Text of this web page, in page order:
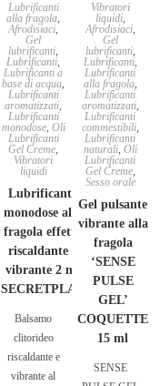
Lubrificanti
alla fragola,
Afrodisiaci,
Gel
lubrificanti,
Lubrificanti,
Lubrificanti a
base di acqua,
Lubrificanti
aromatizzati,
Lubrificanti
monodose, Oli
Lubrificanti
Gel Creme,
Vibratori
liquidi
Lubrificante
monodose alla
fragola effetto
riscaldante e
vibrante 2 ml
SECRETPLAY
Balsamo
clitorideo
riscaldante e
vibrante al
Vibratori
liquidi,
Afrodisiaci,
Gel
lubrificanti,
Lubrificanti,
Lubrificanti
alla fragola,
Lubrificanti
aromatizzati,
Lubrificanti
commestibili,
Lubrificanti
naturali, Oli
Lubrificanti
Gel Creme,
Sesso orale
Gel pulsante
vibrante alla
fragola
‘SENSE
PULSE
GEL’
COQUETTE
15 ml
SENSE